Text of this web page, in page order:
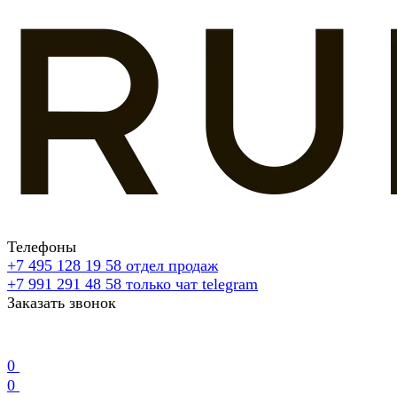
Телефоны
+7 495 128 19 58 отдел продаж
+7 991 291 48 58 только чат telegram
Заказать звонок
0
0